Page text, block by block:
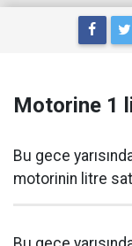
Motorine 1
Bu gece
motorinin litre